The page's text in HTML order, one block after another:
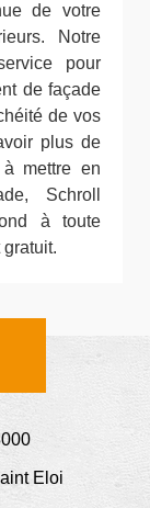
de votre
Notre
pour
de façade
de vos
plus de
mettre en
Schroll
à toute
Eloi